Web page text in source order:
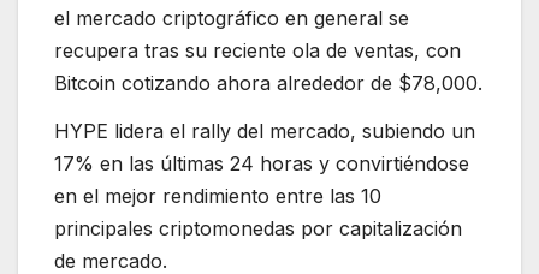
el mercado criptográfico en general se
recupera tras su reciente ola de ventas, con
Bitcoin cotizando ahora alrededor de $78,000.
HYPE lidera el rally del mercado, subiendo un
17% en las últimas 24 horas y convirtiéndose
en el mejor rendimiento entre las 10
principales criptomonedas por capitalización
de mercado.